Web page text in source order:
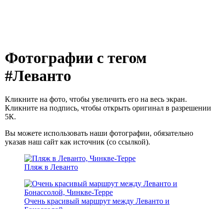
Фотографии с тегом
#Леванто
Кликните на фото, чтобы увеличить его на весь экран.
Кликните на подпись, чтобы открыть оригинал в разрешении
5К.
Вы можете использовать наши фотографии, обязательно
указав наш сайт как источник (со ссылкой).
Пляж в Леванто
Очень красивый маршрут между Леванто и